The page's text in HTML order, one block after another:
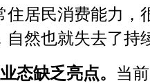
住居民消费能力，
自然也就失去了持
态缺乏亮点。 当